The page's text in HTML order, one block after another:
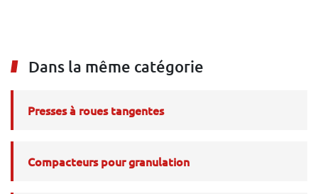
Dans la même catégorie
Presses à roues tangentes
Compacteurs pour granulation